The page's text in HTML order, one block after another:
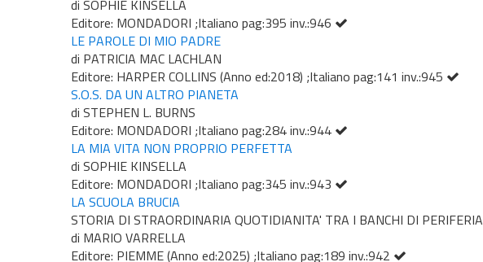
di SOPHIE KINSELLA
Editore: MONDADORI ;Italiano pag:395 inv.:946
LE PAROLE DI MIO PADRE
di PATRICIA MAC LACHLAN
Editore: HARPER COLLINS (Anno ed:2018) ;Italiano pag:141 inv.:945
S.O.S. DA UN ALTRO PIANETA
di STEPHEN L. BURNS
Editore: MONDADORI ;Italiano pag:284 inv.:944
LA MIA VITA NON PROPRIO PERFETTA
di SOPHIE KINSELLA
Editore: MONDADORI ;Italiano pag:345 inv.:943
LA SCUOLA BRUCIA
STORIA DI STRAORDINARIA QUOTIDIANITA' TRA I BANCHI DI PERIFERIA
di MARIO VARRELLA
Editore: PIEMME (Anno ed:2025) ;Italiano pag:189 inv.:942